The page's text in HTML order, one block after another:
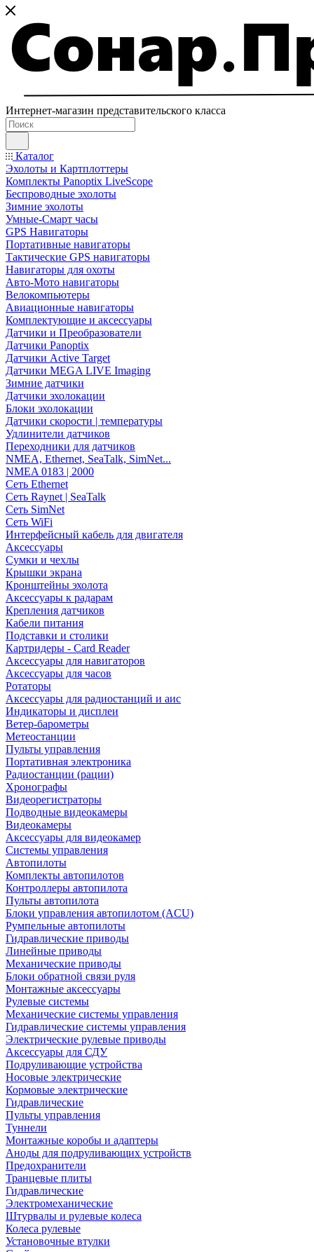
Интернет-магазин представительского класса
Каталог
Эхолоты и Картплоттеры
Комплекты Panoptix LiveScope
Беспроводные эхолоты
Зимние эхолоты
Умные-Смарт часы
GPS Навигаторы
Портативные навигаторы
Тактические GPS навигаторы
Навигаторы для охоты
Авто-Мото навигаторы
Велокомпьютеры
Авиационные навигаторы
Комплектующие и аксессуары
Датчики и Преобразователи
Датчики Panoptix
Датчики Active Target
Датчики MEGA LIVE Imaging
Зимние датчики
Датчики эхолокации
Блоки эхолокации
Датчики скорости | температуры
Удлинители датчиков
Переходники для датчиков
NMEA, Ethernet, SeaTalk, SimNet...
NMEA 0183 | 2000
Сеть Ethernet
Сеть Raynet | SeaTalk
Сеть SimNet
Сеть WiFi
Интерфейсный кабель для двигателя
Аксессуары
Сумки и чехлы
Крышки экрана
Кронштейны эхолота
Аксессуары к радарам
Крепления датчиков
Кабели питания
Подставки и столики
Картридеры - Card Reader
Аксессуары для навигаторов
Аксессуары для часов
Ротаторы
Аксессуары для радиостанций и аис
Индикаторы и дисплеи
Ветер-барометры
Метеостанции
Пульты управления
Портативная электроника
Радиостанции (рации)
Хронографы
Видеорегистраторы
Подводные видеокамеры
Видеокамеры
Аксессуары для видеокамер
Системы управления
Автопилоты
Комплекты автопилотов
Контроллеры автопилота
Пульты автопилота
Блоки управления автопилотом (ACU)
Румпельные автопилоты
Гидравлические приводы
Линейные приводы
Механические приводы
Блоки обратной связи руля
Монтажные аксессуары
Рулевые системы
Механические системы управления
Гидравлические системы управления
Электрические рулевые приводы
Аксессуары для СДУ
Подруливающие устройства
Носовые электрические
Кормовые электрические
Гидравлические
Пульты управления
Туннели
Монтажные коробы и адаптеры
Аноды для подруливающих устройств
Предохранители
Транцевые плиты
Гидравлические
Электромеханические
Штурвалы и рулевые колеса
Колеса рулевые
Установочные втулки